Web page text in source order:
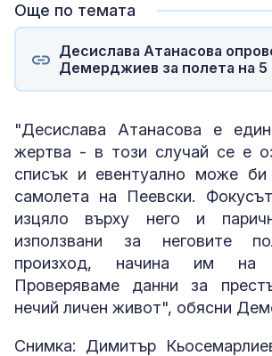
Още по темата
Десислава Атанасова
Демерджиев за полета на 5
"Десислава Атанасова е
жертва - в този случай се е
списък и евентуално може
самолета на Пеевски.
изцяло върху него и
използвани за неговите
произход, начина им на
Проверяваме данни за
нечий личен живот", обясни
Снимка: Димитър